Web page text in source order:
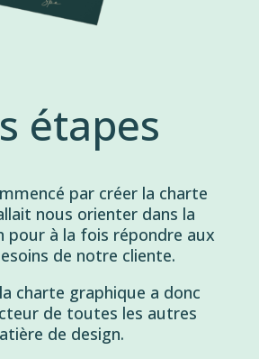
étapes
par créer la charte
nous orienter dans la
pour à la fois répondre aux
de notre cliente.
charte graphique a donc
de toutes les autres
de design.